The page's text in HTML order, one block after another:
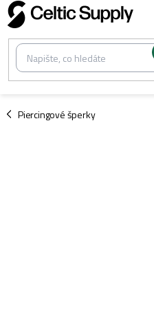
Přejít
na
obsah
Piercingové šperky
/